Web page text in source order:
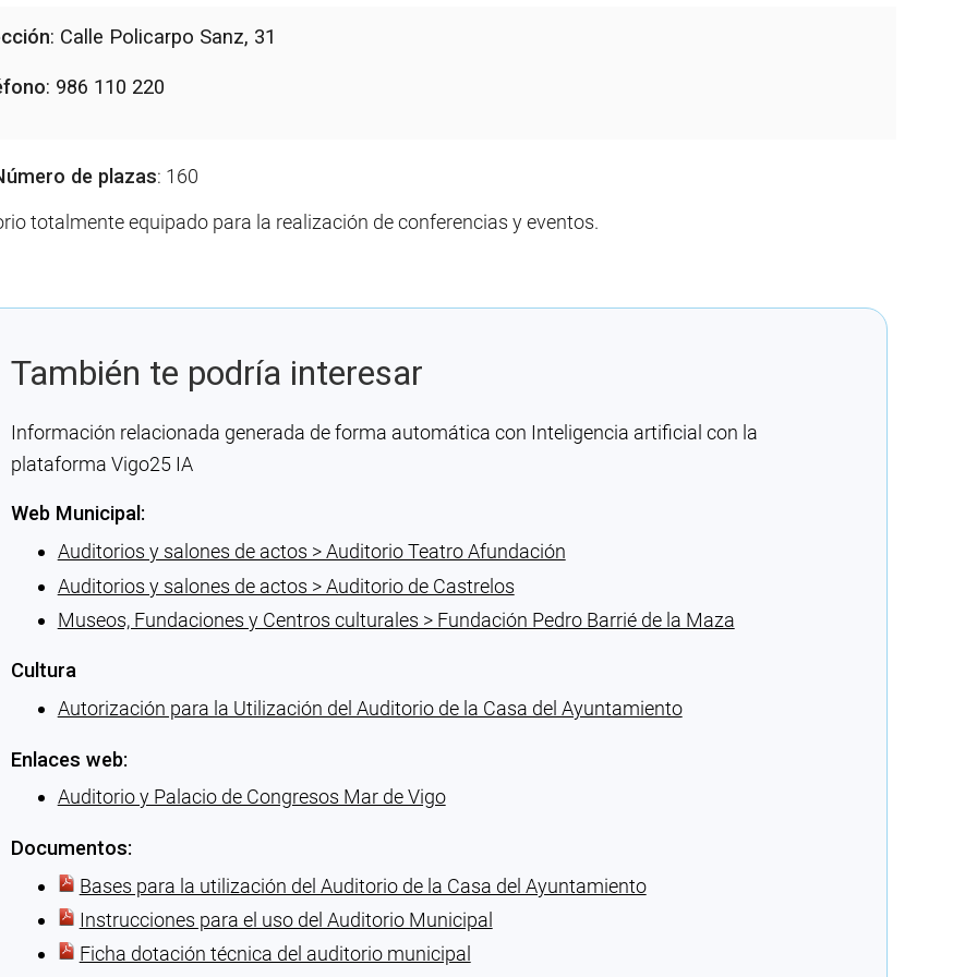
: Calle Policarpo Sanz, 31
: 986 110 220
de plazas: 160
totalmente equipado para la realización de conferencias y eventos.
También te podría interesar
Información relacionada generada de forma automática con Inteligencia artificial con la
plataforma Vigo25 IA
Web Municipal:
Auditorios y salones de actos > Auditorio Teatro Afundación
Auditorios y salones de actos > Auditorio de Castrelos
Museos, Fundaciones y Centros culturales > Fundación Pedro Barrié de la Maza
Cultura
Autorización para la Utilización del Auditorio de la Casa del Ayuntamiento
Enlaces web:
Auditorio y Palacio de Congresos Mar de Vigo
Documentos:
Bases para la utilización del Auditorio de la Casa del Ayuntamiento
Instrucciones para el uso del Auditorio Municipal
Ficha dotación técnica del auditorio municipal